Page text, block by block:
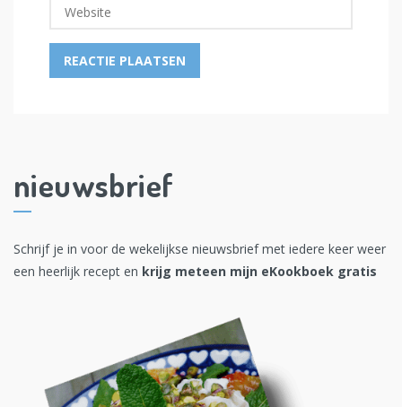
nieuwsbrief
Schrijf je in voor de wekelijkse nieuwsbrief met iedere keer weer
een heerlijk recept en krijg meteen mijn eKookboek gratis